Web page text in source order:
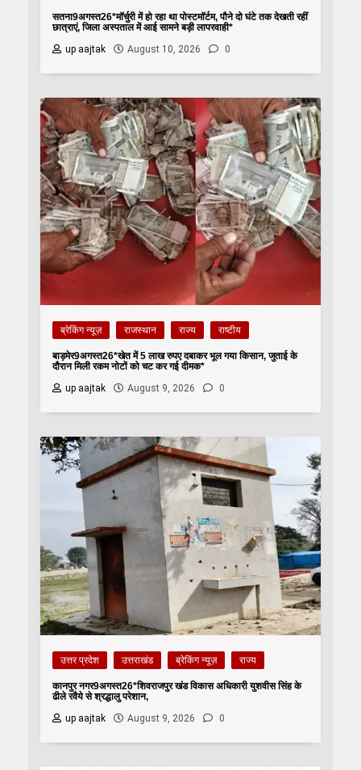
सतना9अगस्त26*मॉर्चुरी में हो रहा था पोस्टमॉर्टम, पौने दो घंटे तक देखती रहीं
छात्राएं, जिला अस्पताल में आई सामने बड़ी लापरवाही*
up aajtak
August 10, 2026 0
ब्रेकिंग न्यूज़ राजस्थान राज्य राष्टीय
बाड़मेर9अगस्त26*खेत में 5 लाख रुपए दबाकर भूल गया किसान, जुताई के
दौरान मिली रकम नोटों को चट कर गई दीमक*
up aajtak
August 9, 2026 0
उत्तर प्रदेश उत्तराखंड ब्रेकिंग न्यूज़ राज्य
कानपुर नगर9अगस्त26*शिवराजपुर खंड विकास अधिकारी युशवीस सिंह के
ढीले रवैये से श्रद्धालु परेशान,
up aajtak
August 9, 2026 0